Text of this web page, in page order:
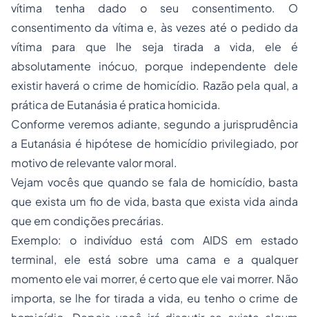
vítima tenha dado o seu consentimento. O
consentimento da vítima e, às vezes até o pedido da
vítima para que lhe seja tirada a vida, ele é
absolutamente inócuo, porque independente dele
existir haverá o crime de homicídio. Razão pela qual, a
prática de Eutanásia é pratica homicida.
Conforme veremos adiante, segundo a jurisprudência
a Eutanásia é hipótese de homicídio privilegiado, por
motivo de relevante valor moral.
Vejam vocês que quando se fala de homicídio, basta
que exista um fio de vida, basta que exista vida ainda
que em condições precárias.
Exemplo: o indivíduo está com AIDS em estado
terminal, ele está sobre uma cama e a qualquer
momento ele vai morrer, é certo que ele vai morrer. Não
importa, se lhe for tirada a vida, eu tenho o crime de